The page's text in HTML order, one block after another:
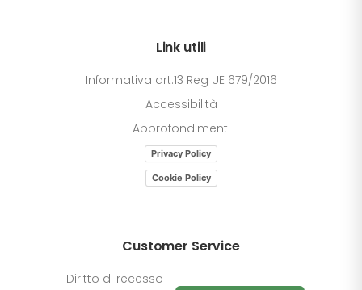
Link utili
Informativa art.13 Reg UE 679/2016
Accessibilità
Approfondimenti
Privacy Policy
Cookie Policy
Customer Service
Diritto di recesso